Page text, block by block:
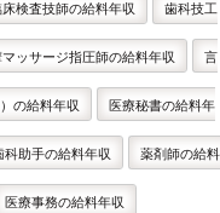
床検査技師の給料年収 歯科技工
ッサージ指圧師の給料年収 言
の給料年収 医療秘書の給料年
科助手の給料年収 薬剤師の給料
医療事務の給料年収